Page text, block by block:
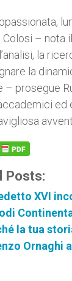
Colosi – nota
la
la
– prosegue
ed
Posts:
XVI
la tua
Ornaghi